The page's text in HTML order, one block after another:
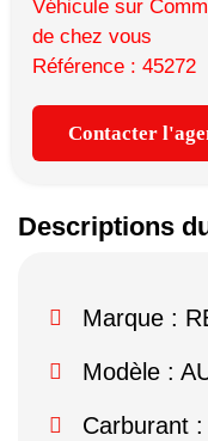
Véhicule sur
de chez vous
Référence : 45272
Contacter
Descriptions
Marque :
Modèle :
Carburant